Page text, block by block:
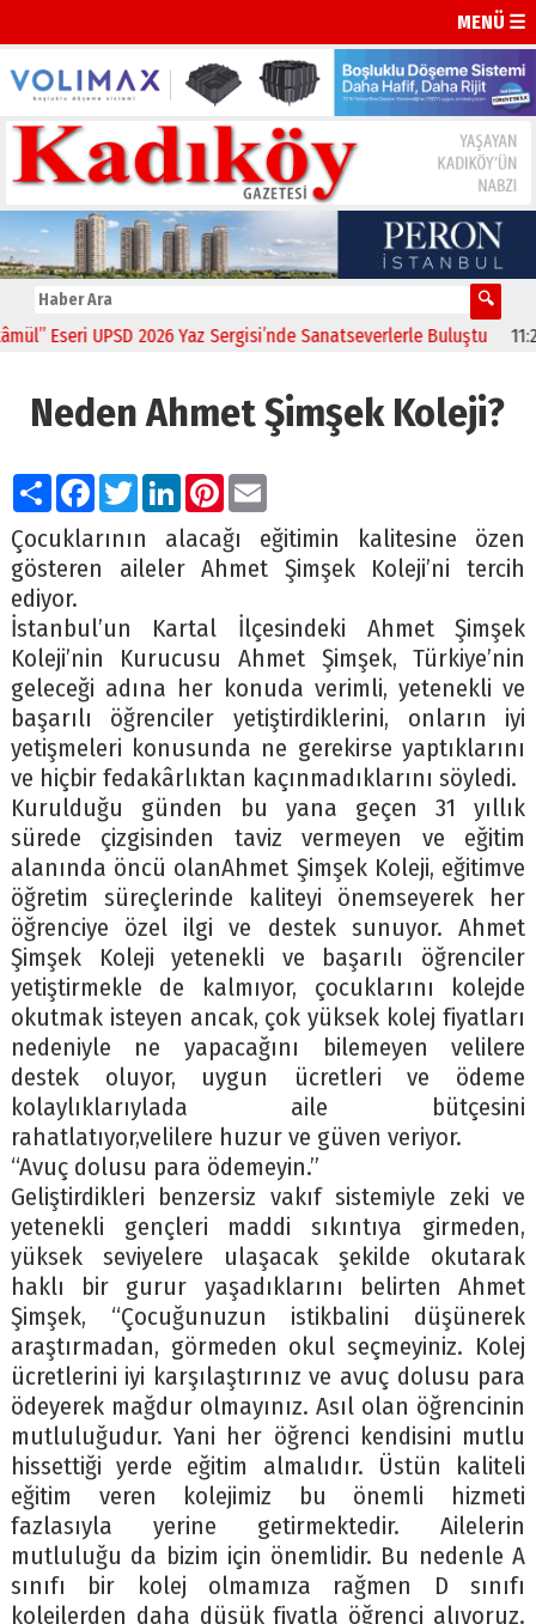
MENÜ ☰
Eseri UPSD 2026 Yaz Sergisi’nde Sanatseverlerle Buluştu 11:21
Neden Ahmet Şimşek Koleji?
PaylaşFacebook
TwitterLinkedIn
Pinterest
Email
Çocuklarının alacağı eğitimin kalitesine özen
gösteren aileler Ahmet Şimşek Koleji’ni tercih
ediyor.
İstanbul’un Kartal İlçesindeki Ahmet Şimşek
Koleji’nin Kurucusu Ahmet Şimşek, Türkiye’nin
geleceği adına her konuda verimli, yetenekli ve
başarılı öğrenciler yetiştirdiklerini, onların iyi
yetişmeleri konusunda ne gerekirse yaptıklarını
ve hiçbir fedakârlıktan kaçınmadıklarını söyledi.
Kurulduğu günden bu yana geçen 31 yıllık
sürede çizgisinden taviz vermeyen ve eğitim
alanında öncü olanAhmet Şimşek Koleji, eğitimve
öğretim süreçlerinde kaliteyi önemseyerek her
öğrenciye özel ilgi ve destek sunuyor. Ahmet
Şimşek Koleji yetenekli ve başarılı öğrenciler
yetiştirmekle de kalmıyor, çocuklarını kolejde
okutmak isteyen ancak, çok yüksek kolej fiyatları
nedeniyle ne yapacağını bilemeyen velilere
destek oluyor, uygun ücretleri ve ödeme
kolaylıklarıylada aile bütçesini
rahatlatıyor,velilere huzur ve güven veriyor.
“Avuç dolusu para ödemeyin.”
Geliştirdikleri benzersiz vakıf sistemiyle zeki ve
yetenekli gençleri maddi sıkıntıya girmeden,
yüksek seviyelere ulaşacak şekilde okutarak
haklı bir gurur yaşadıklarını belirten Ahmet
Şimşek, “Çocuğunuzun istikbalini düşünerek
araştırmadan, görmeden okul seçmeyiniz. Kolej
ücretlerini iyi karşılaştırınız ve avuç dolusu para
ödeyerek mağdur olmayınız. Asıl olan öğrencinin
mutluluğudur. Yani her öğrenci kendisini mutlu
hissettiği yerde eğitim almalıdır. Üstün kaliteli
eğitim veren kolejimiz bu önemli hizmeti
fazlasıyla yerine getirmektedir. Ailelerin
mutluluğu da bizim için önemlidir. Bu nedenle A
sınıfı bir kolej olmamıza rağmen D sınıfı
kolejlerden daha düşük fiyatla öğrenci alıyoruz.